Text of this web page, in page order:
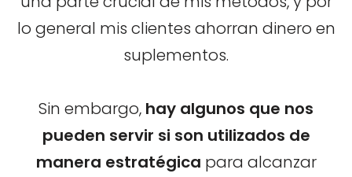
lo general mis clientes ahorran dinero en
suplementos.
Sin embargo, hay algunos que nos
pueden servir si son utilizados de
manera estratégica para alcanzar